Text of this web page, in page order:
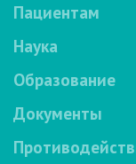
Пациентам
Наука
Образование
Документы